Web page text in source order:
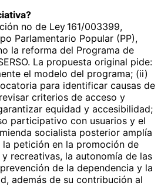
no de Ley 161/003399,
Parlamentario Popular (PP),
la reforma del Programa de
La propuesta original pide:
el modelo del programa; (ii)
para identificar causas de
criterios de acceso y
equidad y accesibilidad;
participativo con usuarios y el
socialista posterior amplía
petición en la promoción de
recreativas, la autonomía de las
de la dependencia y la
además de su contribución al